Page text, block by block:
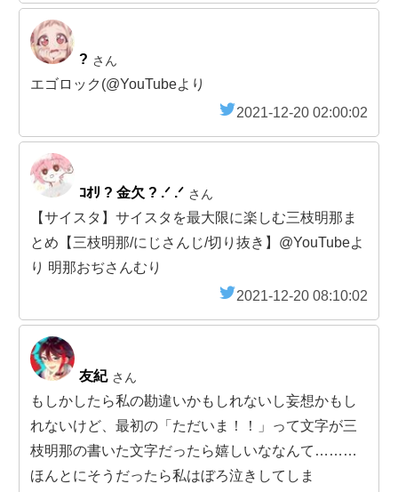
? さん
エゴロック(@YouTubeより
2021-12-20 02:00:02
ｺｵﾘ ? 金欠 ? .ᐟ .ᐟ さん
【サイスタ】サイスタを最大限に楽しむ三枝明那ま
とめ【三枝明那/にじさんじ/切り抜き】@YouTubeよ
り 明那おぢさんむり
2021-12-20 08:10:02
友紀 さん
もしかしたら私の勘違いかもしれないし妄想かもし
れないけど、最初の「ただいま！！」って文字が三
枝明那の書いた文字だったら嬉しいななんて………
ほんとにそうだったら私はぼろ泣きしてしま